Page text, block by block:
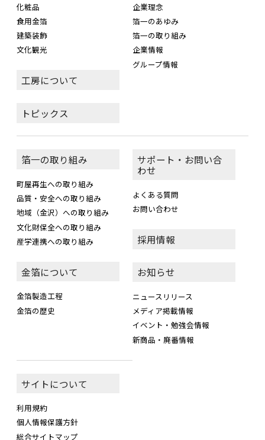
化粧品
食用金箔
建築装飾
文化観光
工房について
トピックス
企業理念
箔一のあゆみ
箔一の取り組み
企業情報
グループ情報
箔一の取り組み
町屋再生への取り組み
品質・安全への取り組み
地域（金沢）への取り組み
文化財保全への取り組み
産学連携への取り組み
金箔について
金箔製造工程
金箔の歴史
サポート・お問い合
わせ
よくある質問
お問い合わせ
採用情報
お知らせ
ニュースリリース
メディア掲載情報
イベント・勉強会情報
新商品・廃番情報
サイトについて
利用規約
個人情報保護方針
総合サイトマップ